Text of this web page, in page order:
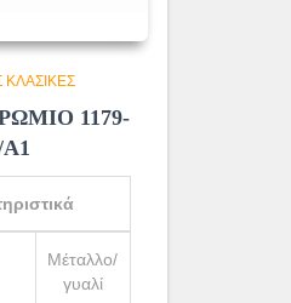
ΚΛΑΣΙΚΈΣ
1179-
Α1
Μέταλλο/
γυαλί